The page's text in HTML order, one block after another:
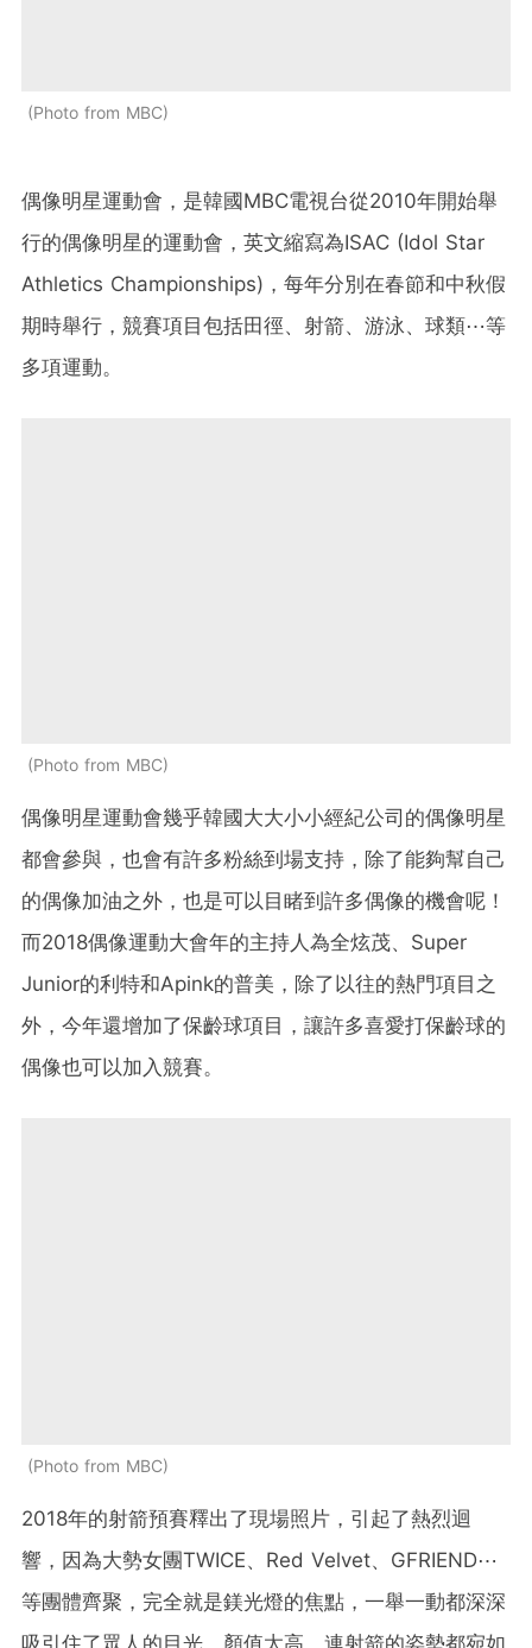
Photo from MBC
偶像明星運動會，是韓國MBC電視台從2010年開始舉
行的偶像明星的運動會，英文縮寫為ISAC (Idol Star
Athletics Championships)，每年分別在春節和中秋假
期時舉行，競賽項目包括田徑、射箭、游泳、球類⋯等
多項運動。
Photo from MBC
偶像明星運動會幾乎韓國大大小小經紀公司的偶像明星
都會參與，也會有許多粉絲到場支持，除了能夠幫自己
的偶像加油之外，也是可以目睹到許多偶像的機會呢！
而2018偶像運動大會年的主持人為全炫茂、Super
Junior的利特和Apink的普美，除了以往的熱門項目之
外，今年還增加了保齡球項目，讓許多喜愛打保齡球的
偶像也可以加入競賽。
Photo from MBC
2018年的射箭預賽釋出了現場照片，引起了熱烈迴
響，因為大勢女團TWICE、Red Velvet、GFRIEND⋯
等團體齊聚，完全就是鎂光燈的焦點，一舉一動都深深